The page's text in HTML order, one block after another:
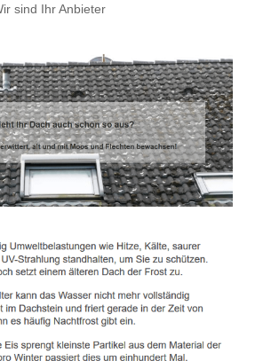
sind Ihr Anbieter